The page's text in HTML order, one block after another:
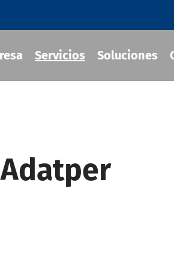
Servicios Soluciones